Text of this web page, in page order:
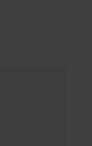
på Lyko.lades 1 år